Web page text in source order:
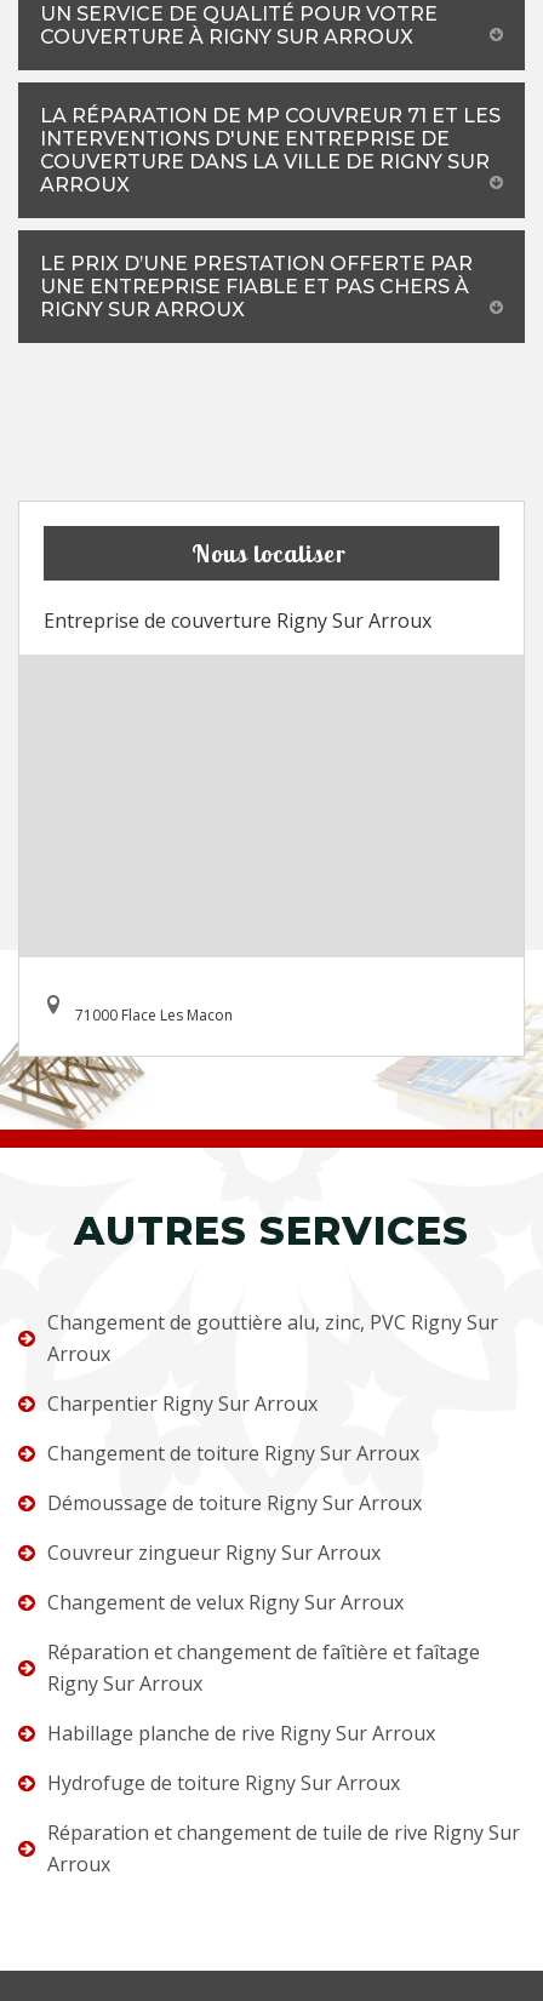
UN SERVICE DE QUALITÉ POUR VOTRE
COUVERTURE À RIGNY SUR ARROUX
LA RÉPARATION DE MP COUVREUR 71 ET LES
INTERVENTIONS D'UNE ENTREPRISE DE
COUVERTURE DANS LA VILLE DE RIGNY SUR
ARROUX
LE PRIX D’UNE PRESTATION OFFERTE PAR
UNE ENTREPRISE FIABLE ET PAS CHERS À
RIGNY SUR ARROUX
Nous localiser
Entreprise de couverture Rigny Sur Arroux
71000 Flace Les Macon
AUTRES SERVICES
Changement de gouttière alu, zinc, PVC Rigny Sur
Arroux
Charpentier Rigny Sur Arroux
Changement de toiture Rigny Sur Arroux
Démoussage de toiture Rigny Sur Arroux
Couvreur zingueur Rigny Sur Arroux
Changement de velux Rigny Sur Arroux
Réparation et changement de faîtière et faîtage
Rigny Sur Arroux
Habillage planche de rive Rigny Sur Arroux
Hydrofuge de toiture Rigny Sur Arroux
Réparation et changement de tuile de rive Rigny Sur
Arroux